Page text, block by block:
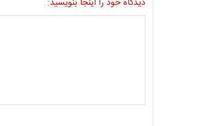
دیدگاه خود را اینجا بنویسید: